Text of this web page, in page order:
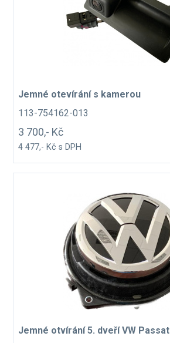
Jemné otevírání s kamerou
113-754162-013
3 700,- Kč
4 477,- Kč s DPH
Jemné otvírání 5. dveří VW Passat